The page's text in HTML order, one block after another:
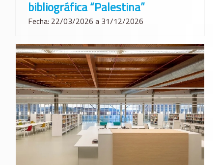
bibliográfica “Palestina”
Fecha: 22/03/2026 a 31/12/2026